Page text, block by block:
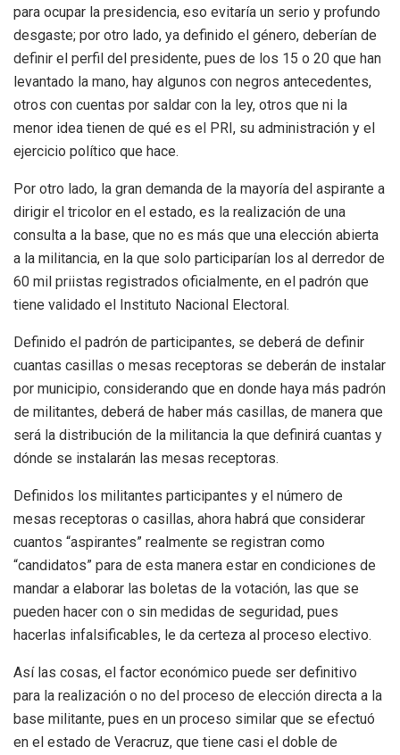
para ocupar la presidencia, eso evitaría un serio y profundo
desgaste; por otro lado, ya definido el género, deberían de
definir el perfil del presidente, pues de los 15 o 20 que han
levantado la mano, hay algunos con negros antecedentes,
otros con cuentas por saldar con la ley, otros que ni la
menor idea tienen de qué es el PRI, su administración y el
ejercicio político que hace.
Por otro lado, la gran demanda de la mayoría del aspirante a
dirigir el tricolor en el estado, es la realización de una
consulta a la base, que no es más que una elección abierta
a la militancia, en la que solo participarían los al derredor de
60 mil priistas registrados oficialmente, en el padrón que
tiene validado el Instituto Nacional Electoral.
Definido el padrón de participantes, se deberá de definir
cuantas casillas o mesas receptoras se deberán de instalar
por municipio, considerando que en donde haya más padrón
de militantes, deberá de haber más casillas, de manera que
será la distribución de la militancia la que definirá cuantas y
dónde se instalarán las mesas receptoras.
Definidos los militantes participantes y el número de
mesas receptoras o casillas, ahora habrá que considerar
cuantos “aspirantes” realmente se registran como
“candidatos” para de esta manera estar en condiciones de
mandar a elaborar las boletas de la votación, las que se
pueden hacer con o sin medidas de seguridad, pues
hacerlas infalsificables, le da certeza al proceso electivo.
Así las cosas, el factor económico puede ser definitivo
para la realización o no del proceso de elección directa a la
base militante, pues en un proceso similar que se efectuó
en el estado de Veracruz, que tiene casi el doble de